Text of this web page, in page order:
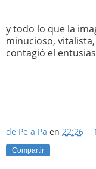
y todo lo que la
minucioso,
contagió el
de Pe a Pa en 22:26
Compartir